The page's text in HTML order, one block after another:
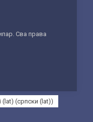
Сва права
(lat) (српски (lat))